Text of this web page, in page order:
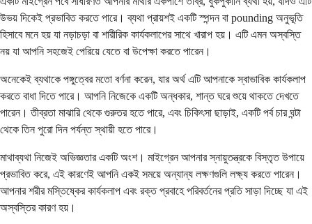
উভয় দিকেই প্রভাবিত করতে পারে। ব্যথা প্রায়শই একটি স্পন্দন বা pounding অনুভূতি
হিসাবে মনে হয় যা নড়াচড়া বা শারীরিক কার্যকলাপের সাথে খারাপ হয়। এটি এমন অস্বস্তি
নয় যা আপনি সহজেই পেরিয়ে যেতে বা উপেক্ষা করতে পারেন।
অনেকেই ব্যথাকে পঙ্গুত্বের মতো বর্ণনা করেন, যার অর্থ এটি আপনাকে স্বাভাবিক কার্যকলাপ
করতে বাধা দিতে পারে। আপনি নিজেকে একটি অন্ধকার, শান্ত ঘরে শুয়ে থাকতে দেখতে
পারেন। তীব্রতা মাঝারি থেকে গুরুতর হতে পারে, এবং চিকিৎসা ছাড়াই, একটি পর্ব চার ঘন্টা
থেকে তিন পুরো দিন পর্যন্ত স্থায়ী হতে পারে।
মাথাব্যথা নিজেই অভিজ্ঞতার একটি অংশ। মাইগ্রেন আপনার স্নায়ুতন্ত্রকে বিস্তৃত উপায়ে
প্রভাবিত করে, এই কারণেই আপনি একই সময়ে অন্যান্য লক্ষণগুলি লক্ষ্য করতে পারেন।
আপনার শরীর মস্তিষ্কের কার্যকলাপ এবং রক্ত ​​​​প্রবাহে পরিবর্তনের প্রতি সাড়া দিচ্ছে যা এই
অস্বস্তির কারণ হয়।